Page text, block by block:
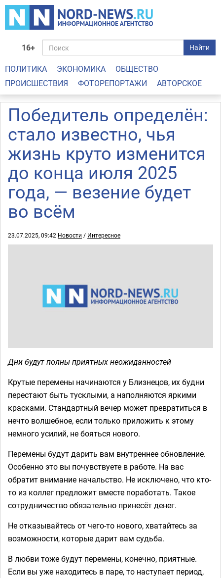
16+ Найти
ПОЛИТИКА ЭКОНОМИКА
ОБЩЕСТВО
ПРОИСШЕСТВИЯ
ФОТОРЕПОРТАЖИ АВТОРСКОЕ
Победитель определён:
стало известно, чья
жизнь круто изменится
до конца июля 2025
года, — везение будет
во всём
23.07.2025, 09:42 Новости / Интересное
Дни будут полны приятных неожиданностей
Крутые перемены начинаются у Близнецов, их будни
перестают быть тусклыми, а наполняются яркими
красками. Стандартный вечер может превратиться в
нечто волшебное, если только приложить к этому
немного усилий, не бояться нового.
Перемены будут дарить вам внутреннее обновление.
Особенно это вы почувствуете в работе. На вас
обратит внимание начальство. Не исключено, что кто-
то из коллег предложит вместе поработать. Такое
сотрудничество обязательно принесёт денег.
Не отказывайтесь от чего-то нового, хватайтесь за
возможности, которые дарит вам судьба.
В любви тоже будут перемены, конечно, приятные.
Если вы уже находитесь в паре, то наступает период,